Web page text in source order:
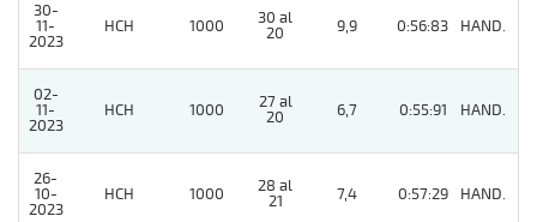
30-
11-
2023
HCH 1000
30 al
20
9,9 0:56:83 HAND.
02-
11-
2023
HCH 1000
27 al
20
6,7 0:55:91 HAND.
26-
10-
2023
HCH 1000
28 al
21
7,4 0:57:29 HAND.